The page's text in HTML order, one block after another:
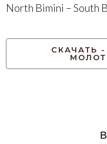
North Bimini – South
СКАЧАТЬ